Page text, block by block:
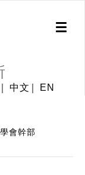
Toggle
中文 EN
會幹部